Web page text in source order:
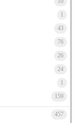
1
43
76
26
24
1
159
457